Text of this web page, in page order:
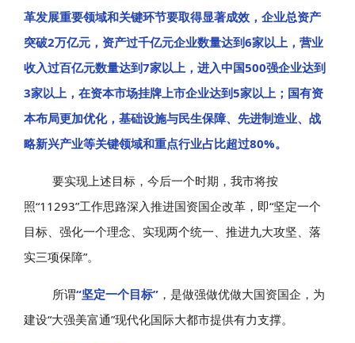
革发展重要领域和关键环节要取得显著成效，企业总资产
突破2万亿元，资产过千亿元企业数量达到6家以上，营业
收入过百亿元数量达到7家以上，进入中国500强企业达到
3家以上，在资本市场挂牌上市企业达到5家以上；国有资
本布局更加优化，基础设施与民生保障、先进制造业、战
略新兴产业等关键领域和重点行业占比超过80%。
要实现上述目标，今后一个时期，我市将按
照“11293”工作思路深入推进国资国企改革，即“坚定一个
目标、强化一个理念、实现两个统一、推进九大攻坚、落
实三项保障”。
所谓“坚定一个目标” ，是做强做优做大国资国企，为
建设“大强美富通”现代化国际大都市提供有力支撑。